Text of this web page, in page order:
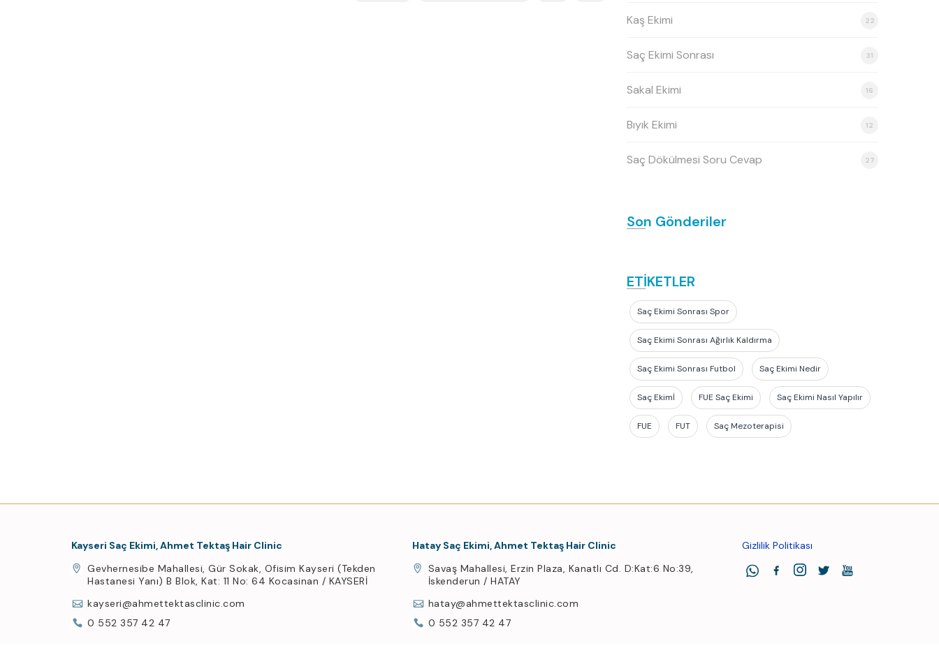
Kaş Ekimi 22
Saç Ekimi Sonrası 31
Sakal Ekimi 16
Bıyık Ekimi 12
Saç Dökülmesi Soru Cevap 27
Son Gönderiler
ETİKETLER
Saç Ekimi Sonrası Spor
Saç Ekimi Sonrası Ağırlık Kaldırma
Saç Ekimi Sonrası Futbol Saç Ekimi Nedir
Saç Ekimİ FUE Saç Ekimi Saç Ekimi Nasıl Yapılır
FUE FUT Saç Mezoterapisi
Kayseri Saç Ekimi, Ahmet Tektaş Hair Clinic
Gevhernesibe Mahallesi, Gür Sokak, Ofisim Kayseri (Tekden
Hastanesi Yanı) B Blok, Kat: 11 No: 64 Kocasinan / KAYSERİ
kayseri@ahmettektasclinic.com
0 552 357 42 47
Hatay Saç Ekimi, Ahmet Tektaş Hair Clinic
Savaş Mahallesi, Erzin Plaza, Kanatlı Cd. D:Kat:6 No:39,
İskenderun / HATAY
hatay@ahmettektasclinic.com
0 552 357 42 47
Gizlilik Politikası